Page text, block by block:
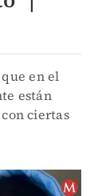
en el
están
ciertas